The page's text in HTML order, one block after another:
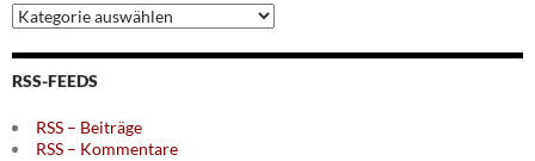
Archiv
nach
Themen
RSS-FEEDS
RSS – Beiträge
RSS – Kommentare